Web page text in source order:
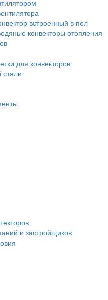
вcтроенный в пол
конвекторы отопления
для конвекторов
и застройщиков